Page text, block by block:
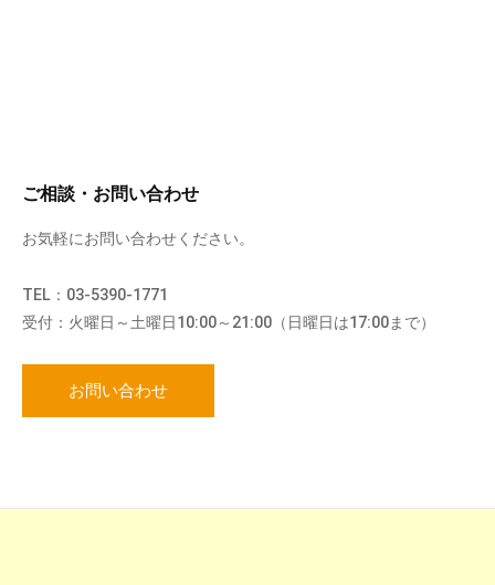
ご相談・お問い合わせ
お気軽にお問い合わせください。
TEL：03-5390-1771
受付：火曜日～土曜日10:00～21:00（日曜日は17:00まで）
お問い合わせ